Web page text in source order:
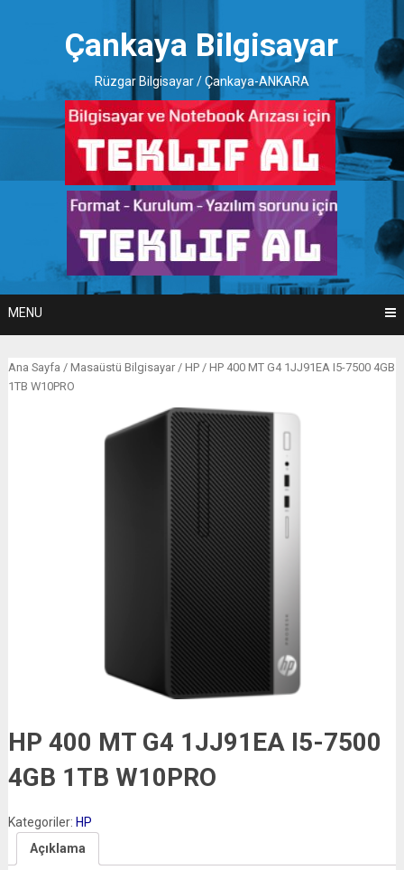
Çankaya Bilgisayar
Rüzgar Bilgisayar / Çankaya-ANKARA
MENU
Ana Sayfa / Masaüstü Bilgisayar/ HP/ HP 400 MT G4 1JJ91EA I5-7500 4GB
1TB W10PRO
HP 400 MT G4 1JJ91EA I5-7500
4GB 1TB W10PRO
Kategoriler: HP
Açıklama